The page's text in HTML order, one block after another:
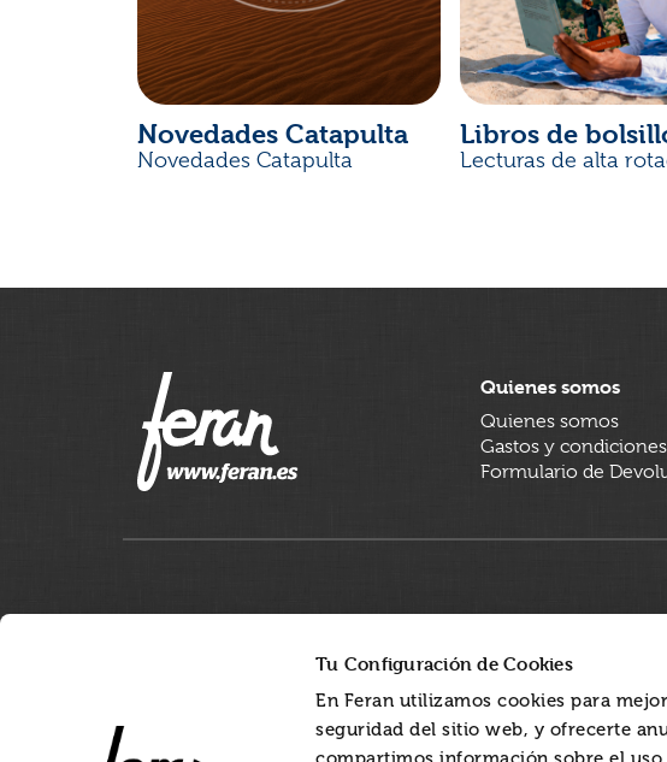
Tu Configuración de Cookies
En Feran utilizamos cookies para
seguridad del sitio web, y ofrecerte
Novedades Catapulta
Novedades Catapulta
Libros de
Lecturas de alta
Quienes somos
Quienes somos
Gastos y
Formulario de